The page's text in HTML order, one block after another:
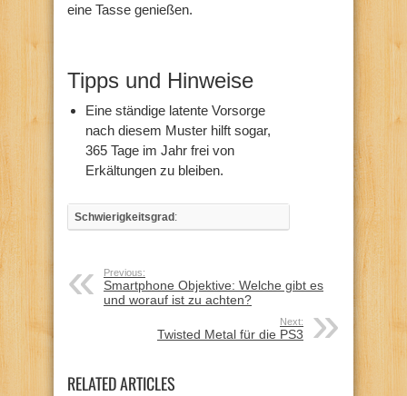
eine Tasse genießen.
Tipps und Hinweise
Eine ständige latente Vorsorge
nach diesem Muster hilft sogar,
365 Tage im Jahr frei von
Erkältungen zu bleiben.
Schwierigkeitsgrad:
Previous:
Smartphone Objektive: Welche gibt es
und worauf ist zu achten?
Next:
Twisted Metal für die PS3
RELATED ARTICLES